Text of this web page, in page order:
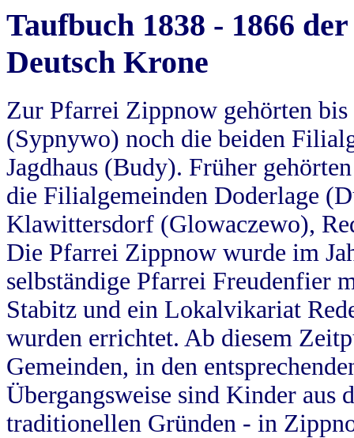
Taufbuch 1838 - 1866
Deutsch Krone
Zur Pfarrei Zippnow gehörten
(Sypnywo) noch die beiden
Jagdhaus (Budy). Früher
die Filialgemeinden Doderlage
Klawittersdorf (Glowaczewo),
Die Pfarrei Zippnow wurde im
selbständige Pfarrei Freudenfier
Stabitz und ein Lokalvikariat
wurden errichtet. Ab diesem
Gemeinden, in den
Übergangsweise sind Kinder aus
traditionellen Gründen - in